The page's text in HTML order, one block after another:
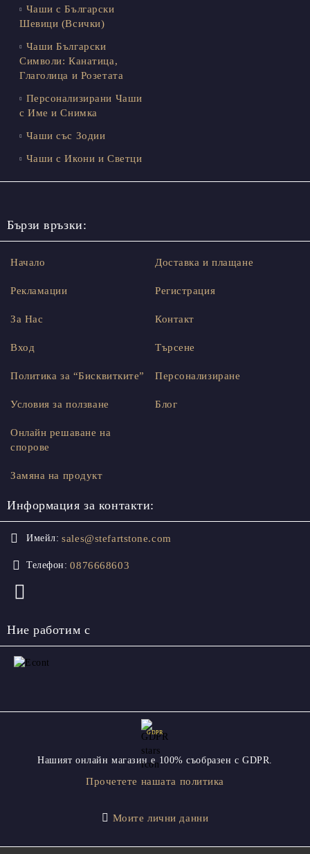
Чаши с Български
Шевици (Всички)
Чаши Български
Символи: Канатица,
Глаголица и Розетата
Персонализирани Чаши
с Име и Снимка
Чаши със Зодии
Чаши с Икони и Светци
Бързи връзки:
Начало
Рекламации
За Нас
Вход
Доставка и плащане
Регистрация
Контакт
Търсене
Политика за “Бисквитките”
Условия за ползване
Онлайн решаване на
спорове
Замяна на продукт
Персонализиране
Блог
Информация за контакти:
Имейл: sales@stefartstone.com
Телефон: 0876668603
Ние работим с
GDPR
Нашият онлайн магазин е 100% съобразен с GDPR.
Прочетете нашата политика
Моите лични данни